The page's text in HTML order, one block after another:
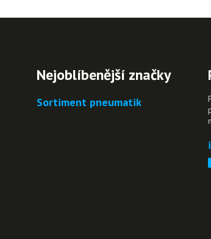
Nejoblíbenější značky
Sortiment pneumatik